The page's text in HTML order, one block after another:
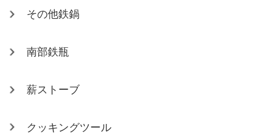
その他鉄鍋
南部鉄瓶
薪ストーブ
クッキングツール